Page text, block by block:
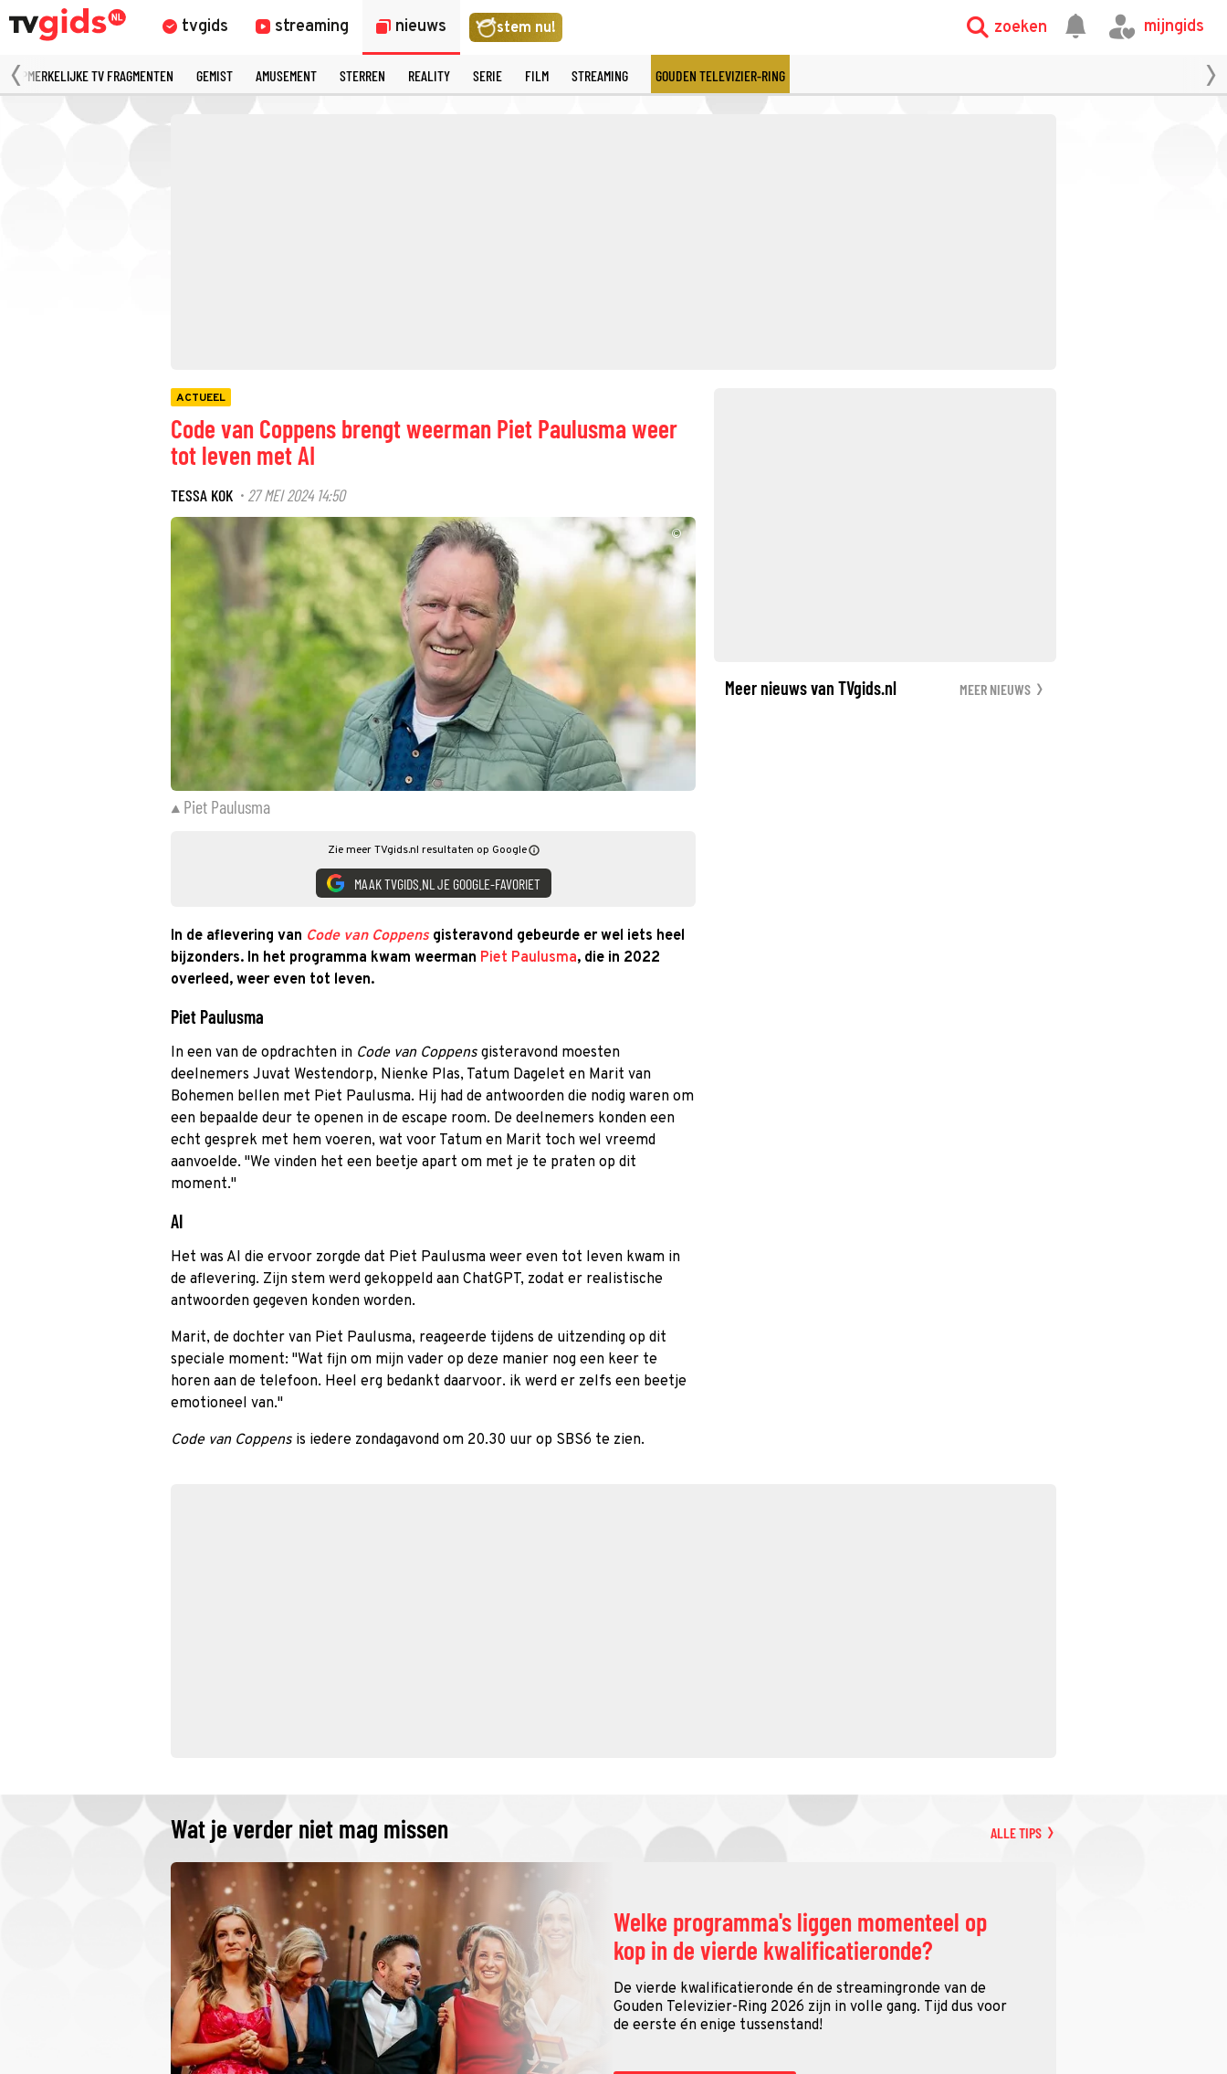
tvgids streaming nieuws stem nu! zoeken mijngids
OPMERKELIJKE TV FRAGMENTEN GEMIST AMUSEMENT STERREN REALITY SERIE FILM STREAMING GOUDEN TELEVIZIER-RING
ACTUEEL
Code van Coppens brengt weerman Piet Paulusma weer
tot leven met AI
TESSA KOK · 27 MEI 2024 14:50
©
Piet Paulusma
Zie meer TVgids.nl resultaten op Google
MAAK TVGIDS.NL JE GOOGLE-FAVORIET
In de aflevering van Code van Coppensgisteravond gebeurde er wel iets heel
bijzonders. In het programma kwam weerman Piet Paulusma, die in 2022
overleed, weer even tot leven.
Piet Paulusma
In een van de opdrachten in Code van Coppens gisteravond moesten
deelnemers Juvat Westendorp, Nienke Plas, Tatum Dagelet en Marit van
Bohemen bellen met Piet Paulusma. Hij had de antwoorden die nodig waren om
een bepaalde deur te openen in de escape room. De deelnemers konden een
echt gesprek met hem voeren, wat voor Tatum en Marit toch wel vreemd
aanvoelde. ''We vinden het een beetje apart om met je te praten op dit
moment."
AI
Het was AI die ervoor zorgde dat Piet Paulusma weer even tot leven kwam in
de aflevering. Zijn stem werd gekoppeld aan ChatGPT, zodat er realistische
antwoorden gegeven konden worden.
Marit, de dochter van Piet Paulusma, reageerde tijdens de uitzending op dit
speciale moment: ''Wat fijn om mijn vader op deze manier nog een keer te
horen aan de telefoon. Heel erg bedankt daarvoor. ik werd er zelfs een beetje
emotioneel van.''
Code van Coppens is iedere zondagavond om 20.30 uur op SBS6 te zien.
Meer nieuws van TVgids.nl MEER NIEUWS
Wat je verder niet mag missen ALLE TIPS
Welke programma's liggen momenteel op
kop in de vierde kwalificatieronde?
De vierde kwalificatieronde én de streamingronde van de
Gouden Televizier-Ring 2026 zijn in volle gang. Tijd dus voor
de eerste én enige tussenstand!